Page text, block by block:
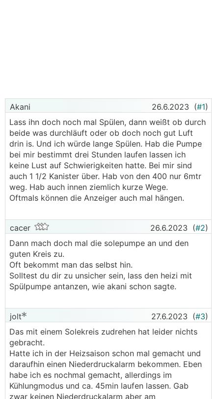
Akani 26.6.2023 (#1)
Lass ihn doch noch mal Spülen, dann weißt ob durch
beide was durchläuft oder ob doch noch gut Luft
drin is. Und ich würde lange Spülen. Hab die Pumpe
bei mir bestimmt drei Stunden laufen lassen ich
keine Lust auf Schwierigkeiten hatte. Bei mir sind
auch 1 1/2 Kanister über. Hab von den 400 nur 6mtr
weg. Hab auch innen ziemlich kurze Wege.
Oftmals können die Anzeiger auch mal hängen.
cacer 26.6.2023 (#2)
Dann mach doch mal die solepumpe an und den
guten Kreis zu.
Oft bekommt man das selbst hin.
Solltest du dir zu unsicher sein, lass den heizi mit
Spülpumpe antanzen, wie akani schon sagte.
jolt 27.6.2023 (#3)
Das mit einem Solekreis zudrehen hat leider nichts
gebracht.
Hatte ich in der Heizsaison schon mal gemacht und
daraufhin einen Niederdruckalarm bekommen. Eben
habe ich es nochmal gemacht, allerdings im
Kühlungmodus und ca. 45min laufen lassen. Gab
zwar keinen Niederdruckalarm aber am